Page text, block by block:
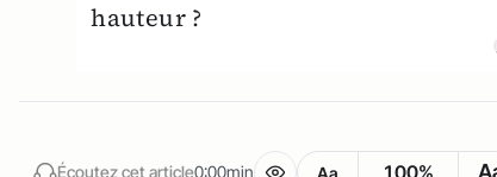
hauteur ?
Écoutez cet article0:00min Aa 100%